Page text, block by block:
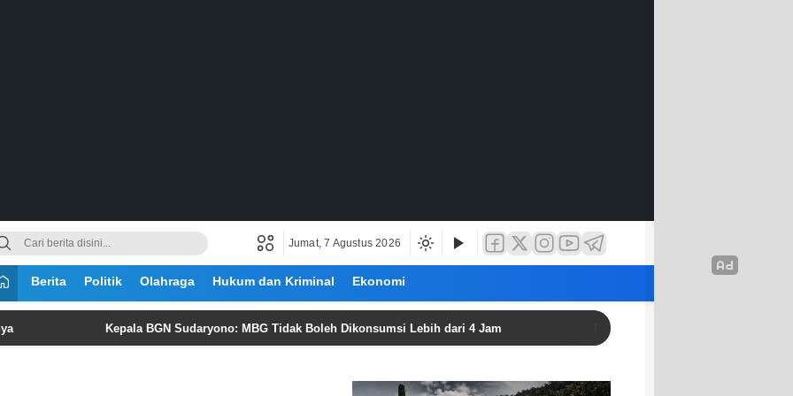
Jumat, 7 Agustus 2026
Berita Politik Olahraga Hukum dan Kriminal Ekonomi
Kepala BGN Sudaryono: MBG Tidak Boleh Dikonsumsi Lebih dari 4 Jam Politisi Golkar: Aceh Harus Perkuat